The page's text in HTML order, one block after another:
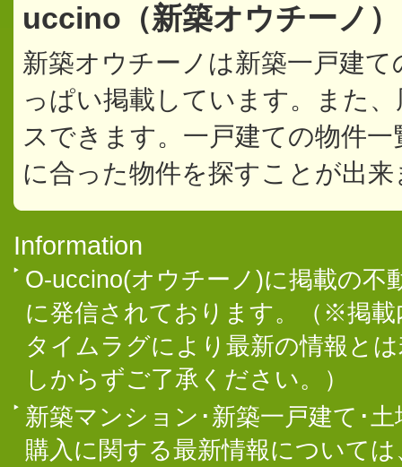
uccino（新築オウチーノ
新築オウチーノは新築一戸建
っぱい掲載しています。また
スできます。一戸建ての物件
に合った物件を探すことが出来
Information
O-uccino(オウチーノ)に掲載の不
に発信されております。（※掲
タイムラグにより最新の情報と
しからずご了承ください。）
新築マンション･新築一戸建て･
購入に関する最新情報について